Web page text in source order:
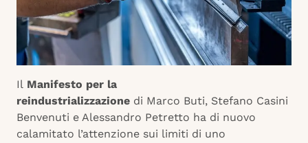
Il Manifesto per la
reindustrializzazione di Marco Buti, Stefano Casini
Benvenuti e Alessandro Petretto ha di nuovo
calamitato l’attenzione sui limiti di uno